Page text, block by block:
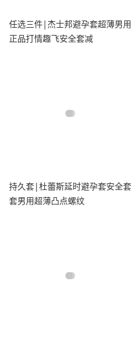
任选三件|杰士邦避孕套超薄男用
正品打情趣飞安全套减
持久套|杜蕾斯延时避孕套安全套
套男用超薄凸点螺纹